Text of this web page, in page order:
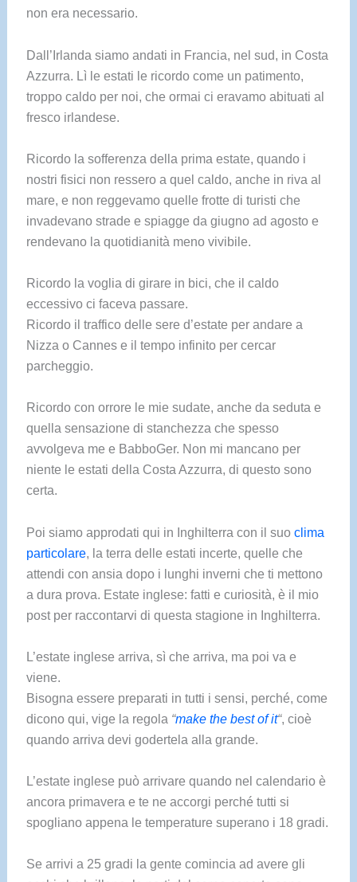
non era necessario.
Dall’Irlanda siamo andati in Francia, nel sud, in Costa
Azzurra. Lì le estati le ricordo come un patimento,
troppo caldo per noi, che ormai ci eravamo abituati al
fresco irlandese.
Ricordo la sofferenza della prima estate, quando i
nostri fisici non ressero a quel caldo, anche in riva al
mare, e non reggevamo quelle frotte di turisti che
invadevano strade e spiagge da giugno ad agosto e
rendevano la quotidianità meno vivibile.
Ricordo la voglia di girare in bici, che il caldo
eccessivo ci faceva passare.
Ricordo il traffico delle sere d’estate per andare a
Nizza o Cannes e il tempo infinito per cercar
parcheggio.
Ricordo con orrore le mie sudate, anche da seduta e
quella sensazione di stanchezza che spesso
avvolgeva me e BabboGer. Non mi mancano per
niente le estati della Costa Azzurra, di questo sono
certa.
Poi siamo approdati qui in Inghilterra con il suo clima
particolare, la terra delle estati incerte, quelle che
attendi con ansia dopo i lunghi inverni che ti mettono
a dura prova. Estate inglese: fatti e curiosità, è il mio
post per raccontarvi di questa stagione in Inghilterra.
L’estate inglese arriva, sì che arriva, ma poi va e
viene.
Bisogna essere preparati in tutti i sensi, perché, come
dicono qui, vige la regola “make the best of it“, cioè
quando arriva devi godertela alla grande.
L’estate inglese può arrivare quando nel calendario è
ancora primavera e te ne accorgi perché tutti si
spogliano appena le temperature superano i 18 gradi.
Se arrivi a 25 gradi la gente comincia ad avere gli